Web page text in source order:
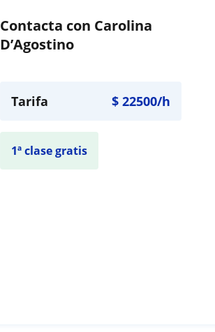
Contacta con Carolina
D’Agostino
Tarifa $22500/h
1ª clase gratis